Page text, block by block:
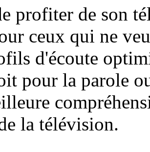
profiter de son
ceux qui ne
d'écoute
pour la parole
la télévision.